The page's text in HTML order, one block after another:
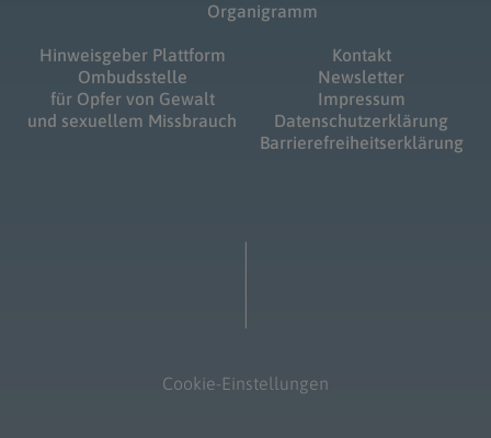
Organigramm
Hinweisgeber Plattform
Ombudsstelle
für Opfer von Gewalt
und sexuellem Missbrauch
Kontakt
Newsletter
Impressum
Datenschutzerklärung
Barrierefreiheitserklärung
Cookie-Einstellungen